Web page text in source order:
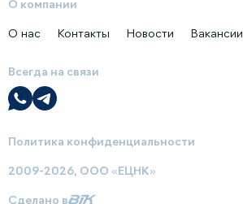
О компании
О нас Контакты Новости Вакансии
Всегда на связи
Политика конфиденциальности
2009-2026, ООО «ЕЦНК»
Сделано в